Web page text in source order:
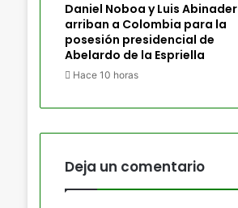
Daniel Noboa y Luis Abinader
arriban a Colombia para la
posesión presidencial de
Abelardo de la Espriella
Hace 10 horas
Deja un comentario